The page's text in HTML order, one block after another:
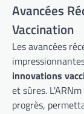
Avancées
Vaccination
Les avancées
innovations
et sûres.
progrès,